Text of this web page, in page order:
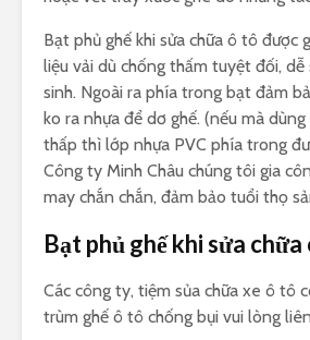
Bạt phủ ghế khi sửa chữa ô tô được
liệu vải dù chống thấm tuyệt đối, dễ
sinh. Ngoài ra phía trong bạt đảm
ko ra nhựa để dơ ghế. (nếu mà
thấp thì lớp nhựa PVC phía trong
Công ty Minh Châu chúng tôi gia
may chắn chắn, đảm bảo tuổi thọ
Bạt phủ ghế khi sửa chữa
Các công ty, tiệm sủa chữa xe ô tô
trùm ghế ô tô chống bụi vui lòng